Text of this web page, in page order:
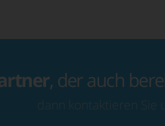
, der auch
dann kontaktieren Sie